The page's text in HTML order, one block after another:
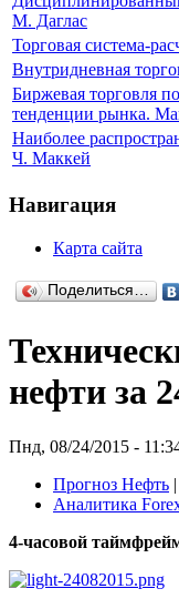
М. Даглас
Торговая система-
Внутридневная
Биржевая торговля
тенденции рынка.
Наиболее
Ч. Маккей
Навигация
Карта сайта
Поделиться…
нефти за
Пнд, 08/24/2015 -
Прогноз Нефть |
Аналитика
4-часовой